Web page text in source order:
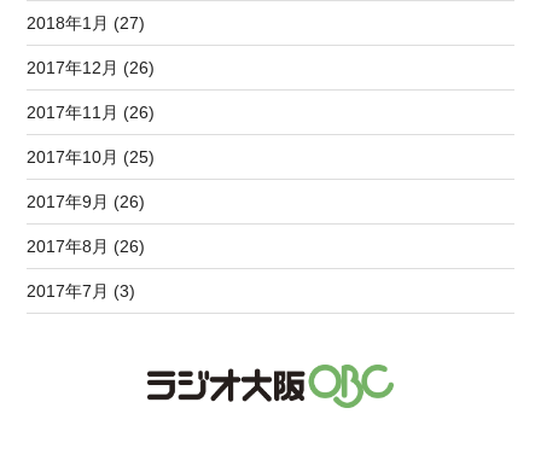
2018年1月 (27)
2017年12月 (26)
2017年11月 (26)
2017年10月 (25)
2017年9月 (26)
2017年8月 (26)
2017年7月 (3)